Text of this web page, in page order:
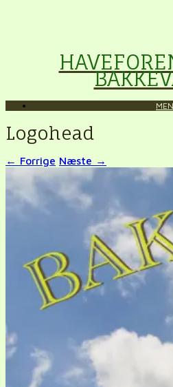
Logohead
← Forrige Næste →